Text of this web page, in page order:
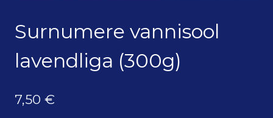
Surnumere vannisool
lavendliga (300g)
7,50 €